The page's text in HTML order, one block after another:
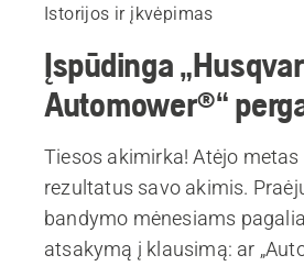
Šaknų gylis
Dirvožemio sąlygos
Geresnės sąlygos sportui
Visi profesionalūs robotai
Istorijos ir įkvėpimas
Įspūdinga
Automower®“
Tiesos akimirka! Atėjo
rezultatus savo akimis.
bandymo mėnesiams
atsakymą į klausimą: ar